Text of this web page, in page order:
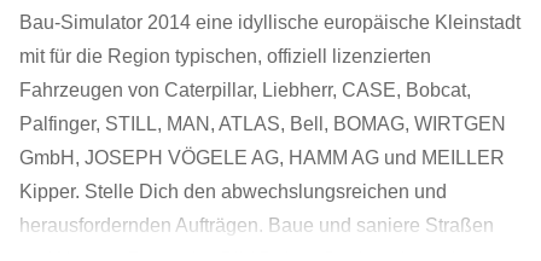
Bau-Simulator 2014 eine idyllische europäische Kleinstadt
mit für die Region typischen, offiziell lizenzierten
Fahrzeugen von Caterpillar, Liebherr, CASE, Bobcat,
Palfinger, STILL, MAN, ATLAS, Bell, BOMAG, WIRTGEN
GmbH, JOSEPH VÖGELE AG, HAMM AG und MEILLER
Kipper. Stelle Dich den abwechslungsreichen und
herausfordernden Aufträgen. Baue und saniere Straßen